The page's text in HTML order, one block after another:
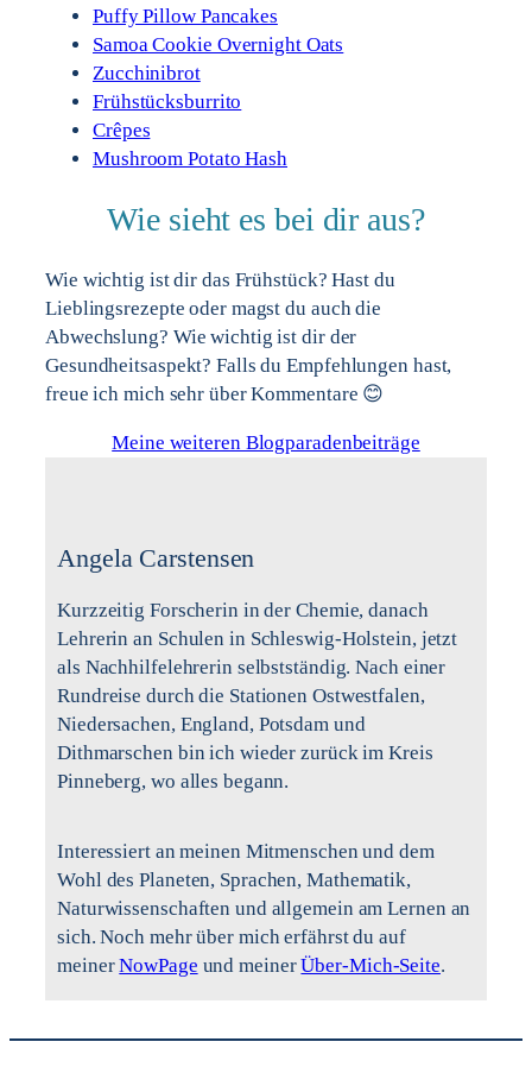
Puffy Pillow Pancakes
Samoa Cookie Overnight Oats
Zucchinibrot
Frühstücksburrito
Crêpes
Mushroom Potato Hash
Wie sieht es bei dir aus?
Wie wichtig ist dir das Frühstück? Hast du
Lieblingsrezepte oder magst du auch die
Abwechslung? Wie wichtig ist dir der
Gesundheitsaspekt? Falls du Empfehlungen hast,
freue ich mich sehr über Kommentare 😊
Meine weiteren Blogparadenbeiträge
Angela Carstensen
Kurzzeitig Forscherin in der Chemie, danach
Lehrerin an Schulen in Schleswig-Holstein, jetzt
als Nachhilfelehrerin selbstständig. Nach einer
Rundreise durch die Stationen Ostwestfalen,
Niedersachen, England, Potsdam und
Dithmarschen bin ich wieder zurück im Kreis
Pinneberg, wo alles begann.
Interessiert an meinen Mitmenschen und dem
Wohl des Planeten, Sprachen, Mathematik,
Naturwissenschaften und allgemein am Lernen an
sich. Noch mehr über mich erfährst du auf
meinerNowPage und meinerÜber-Mich-Seite.